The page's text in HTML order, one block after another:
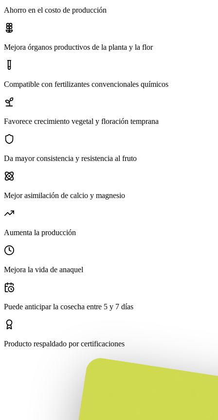
Ahorro en el costo de producción
Mejora órganos productivos de la planta y la flor
Compatible con fertilizantes convencionales químicos
Favorece crecimiento vegetal y floración temprana
Da mayor consistencia y resistencia al fruto
Mejor asimilación de calcio y magnesio
Aumenta la producción
Mejora la vida de anaquel
Puede anticipar la cosecha entre 5 y 7 días
Producto respaldado por certificaciones